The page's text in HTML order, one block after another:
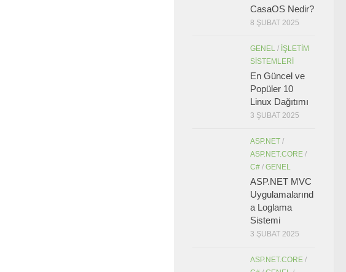
CasaOS Nedir?
8 ŞUBAT 2025
GENEL / İŞLETIM
SISTEMLERI
En Güncel ve
Popüler 10
Linux Dağıtımı
3 ŞUBAT 2025
ASP.NET /
ASP.NET.CORE /
C# / GENEL
ASP.NET MVC
Uygulamalarınd
a Loglama
Sistemi
3 ŞUBAT 2025
ASP.NET.CORE /